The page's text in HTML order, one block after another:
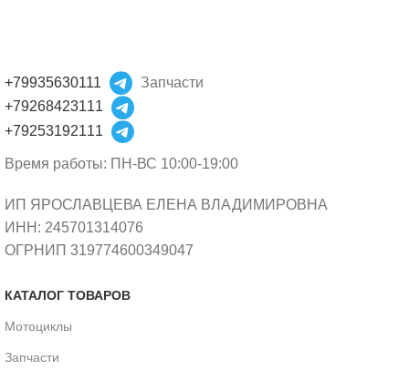
+79935630111
Запчасти
+79268423111
+79253192111
Время работы: ПН-ВС 10:00-19:00
ИП ЯРОСЛАВЦЕВА ЕЛЕНА ВЛАДИМИРОВНА
ИНН: 245701314076
ОГРНИП 319774600349047
КАТАЛОГ ТОВАРОВ
Мотоциклы
Запчасти